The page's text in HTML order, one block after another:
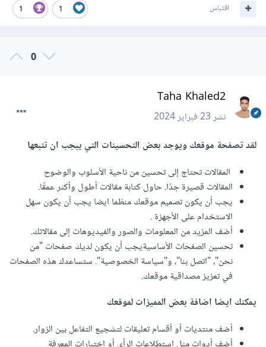
1
1 اقتباس
0
Taha Khaled2
نشر23 فبراير 2024
لقد تصفحة موقعك ويوجد بعض التحسينات التي يبجب ان تتبعها
المقالات تحتاج إلى تحسين من ناحية الأسلوب والوضوح
المقالات قصيرة جدًا. حاول كتابة مقالات أطول وأكثر عمقًا.
يجب أن يكون تصميم موقعك منظما ايضا يجب أن يكون سهل
الاستخدام على الأجهزة .
أضف المزيد من المعلومات والصور والفيديوهات إلى مقالاتك.
تحسين الصفحات الأساسيةيجب أن يكون لديك صفحات "من
نحن"، "اتصل بنا"، و"سياسة الخصوصية". ستساعدك هذه الصفحات
في تعزيز مصداقية موقعك.
يمكنك ايضا اضافة بعض المميزات لموقعك
أضف منتديات أو أقسام تعليقات لتشجيع التفاعل بين الزوار.